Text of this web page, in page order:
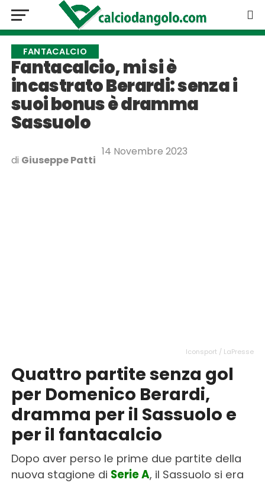
FANTACALCIO
Fantacalcio, mi si è
incastrato Berardi: senza i
suoi bonus è dramma
Sassuolo
di Giuseppe Patti
14 Novembre 2023
Iconsport / LaPresse
Quattro partite senza gol
per Domenico Berardi,
dramma per il Sassuolo e
per il fantacalcio
Dopo aver perso le prime due partite della
nuova stagione di Serie A, il Sassuolo si era